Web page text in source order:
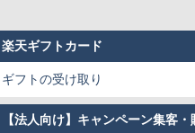
楽天ギフトカード
ギフトの受け取り
【法人向け】キャンペーン集客・